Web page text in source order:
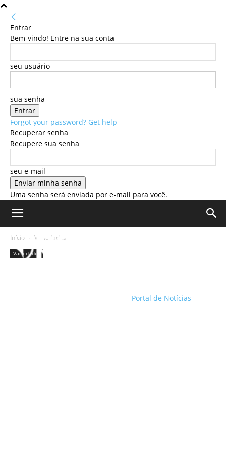
Entrar
Bem-vindo! Entre na sua conta
seu usuário
sua senha
Forgot your password? Get help
Recuperar senha
Recupere sua senha
seu e-mail
Uma senha será enviada por e-mail para você.
Portal de Notícias
Início Variedades
Variedades